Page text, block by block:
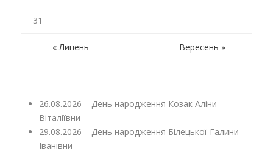
31
« Липень Вересень »
26.08.2026 – День народження Козак Аліни
Віталіївни
29.08.2026 – День народження Білецької Галини
Іванівни